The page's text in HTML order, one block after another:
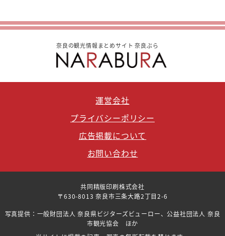
奈良の観光情報まとめサイト 奈良ぶら
運営会社
プライバシーポリシー
広告掲載について
お問い合わせ
共同精版印刷株式会社
〒630-8013 奈良市三条大路2丁目2-6
写真提供：一般財団法人 奈良県ビジターズビューロー、公益社団法人 奈良
市観光協会 ほか